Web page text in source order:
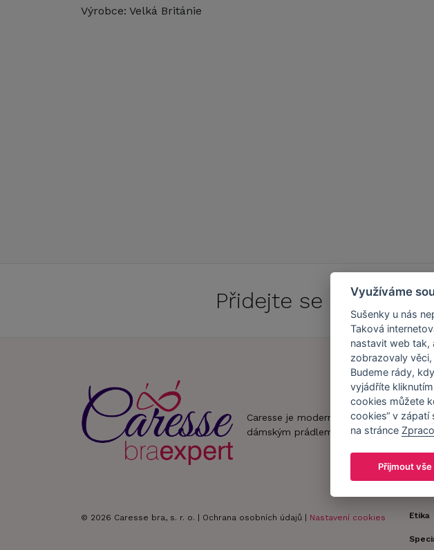
Výrobce: Velká Británie
Přidejte se do
Caresse je moderní obchod s
dámským prádlem.
© 2026 Caresse bra, s. r. o. | Ochrana osobních údajů Nastavení cookies
Náš
Náš
Etika
Využíváme
Sušenky u nás
Taková
nastavit web tak,
zobrazovaly
Budeme rády,
vyjádříte
cookies můžete
cookies“ v
na stránce
Přijmout vše